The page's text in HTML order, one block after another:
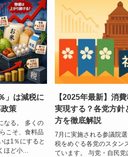
」は減税に
策
なる。 多くの
こそ、食料品
は1％にすると
ほど小...
【2025年最新】消
実現する？各党方針
方を徹底解説
7月に実施される参議院
税をめぐる各党のスタン
ています。 与党・自民